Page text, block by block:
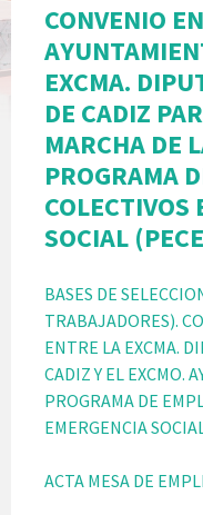
CONVENIO
EXCMA.
DE CADIZ
MARCHA DE
PROGRAMA
COLECTIVOS
SOCIAL
BASES DE
TRABAJADORES).
ENTRE LA EXCMA.
CADIZ Y EL EXCMO.
PROGRAMA DE
EMERGENCIA
ACTA MESA DE